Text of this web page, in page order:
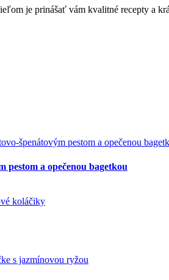
je prinášať vám kvalitné recepty a
pestom a opečenou bagetkou